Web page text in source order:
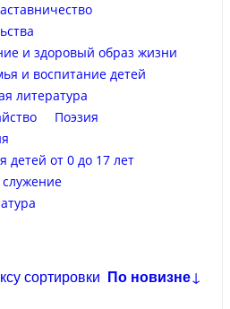
и здоровый образ жизни
и воспитание детей
литература
Поэзия
от 0 до 17 лет
сортировки По новизне↓